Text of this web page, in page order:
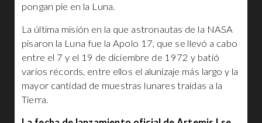
pongan pie en la Luna.
La última misión en la que astronautas de la NASA
pisaron la Luna fue la Apolo 17, que se llevó a cabo
entre el 7 y el 19 de diciembre de 1972 y batió
varios récords, entre ellos el alunizaje más largo y la
mayor cantidad de muestras lunares traídas a la
Tierra.